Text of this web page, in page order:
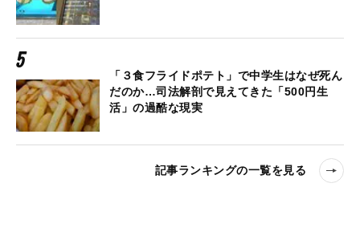
「３食フライドポテト」で中学生はなぜ死ん
だのか…司法解剖で見えてきた「500円生
活」の過酷な現実
記事ランキングの一覧を見る